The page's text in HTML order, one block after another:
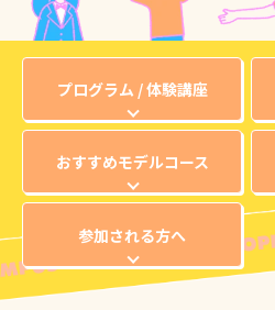
プログラム / 体験講座
おすすめモデルコース
参加される方へ